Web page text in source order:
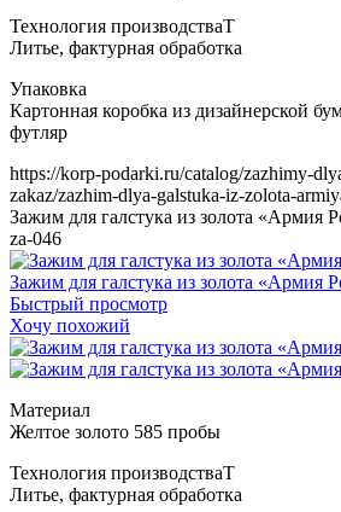
Т
https://korp-podarki.ru/catalog/zazhimy-
zakaz/zazhim-dlya-galstuka-iz-zolota-
Зажим для галстука из золота «Армия
za-046
Зажим для галстука из золота «Армия
Быстрый просмотр
Хочу похожий
Т